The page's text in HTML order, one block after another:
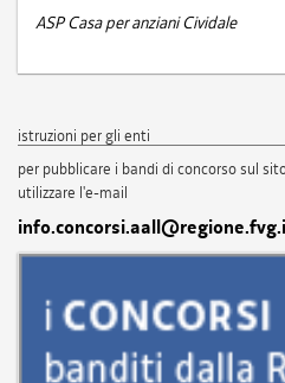
ASP Casa per anziani Cividale
istruzioni per gli enti
per pubblicare i bandi di concorso sul
utilizzare l'e-mail